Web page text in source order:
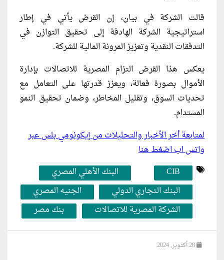
قالت الشركة في بيان، إن القرض يأتي في إطار
استراتيجية الشركة الهادفة إلى تحقيق التوازن في
التدفقات النقدية وتعزيز المرونة المالية للشركة.
يعكس هذا القرض التزام المصرية للاتصالات بإدارة
الأموال بصورة فعالة، ويعزز قدرتها على التعامل مع
تحديات السوق، وتقليل المخاطر، وضمان تحقيق النمو
المستدام.
لمتابعة أخر الأخبار والتحليلات من إيكونومي بلس عبر
واتس اب اضغط هنا
CIB
البنك الأهلي المصري
البنك التجاري الدولي
الجنيه المصري
الشركة المصرية للاتصالات
بنك مصر